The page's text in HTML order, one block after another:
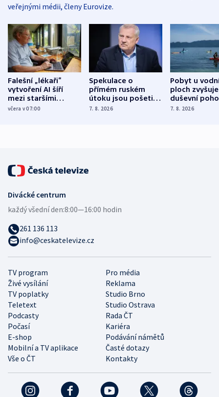
veřejnými médii, členy Eurovize.
Falešní „lékaři“
vytvoření AI šíří
mezi staršími
Poláky nebezpečné
včera v 07:00
Spekulace o
přímém ruském
útoku jsou pošetilé,
míní estonský
7. 8. 2026
Pobyt u
ploch zvyšuje
duševní
ukázala
7. 8. 2026
TV program
Pro média
Živé vysílání
Reklama
TV poplatky
Studio Brno
Teletext
Studio Ostrava
Podcasty
Rada ČT
Počasí
Kariéra
E-shop
Podávání námětů
Mobilní a TV aplikace
Časté dotazy
Vše o ČT
Kontakty
Divácké centrum
každý všední den:8:00—16:00 hodin
261 136 113
info@ceskatelevize.cz